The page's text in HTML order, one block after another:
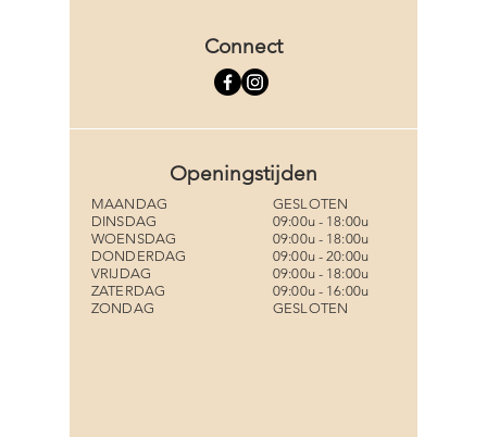
Connect
Openingstijden
MAANDAG
DINSDAG
WOENSDAG
DONDERDAG
VRIJDAG
ZATERDAG
ZONDAG
GESLOTEN
09:00u - 18:00u
09:00u - 18:00u
09:00u - 20:00u
09:00u - 18:00u
09:00u - 16:00u
GESLOTEN